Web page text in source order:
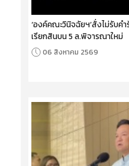
‘องค์คณะวินิจฉัยฯ’สั่งไม่รับค
เรียกสินบน 5 ล.พิจารณาใหม่
06 สิงหาคม 2569